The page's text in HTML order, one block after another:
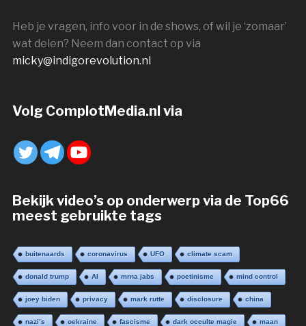
Heb je vragen, info voor in de shows, of wil je ‘zomaar’
wat delen? Neem dan contact op via
micky@indigorevolution.nl
Volg ComplotMedia.nl via
Bekijk video’s op onderwerp via de Top66
meest gebruikte tags
buitenaards coronavirus UFO climate scam
donald trump AI mrna jabs poetinisme mind control
joey biden privacy mark rutte disclosure china
nazi’s oekraine fascisme dark occulte magie maan